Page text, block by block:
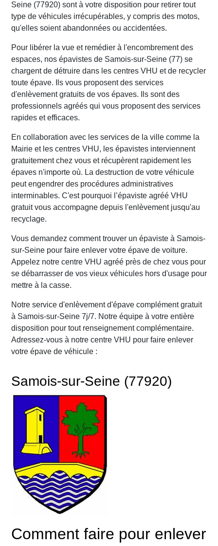
Seine (77920) sont à votre disposition pour retirer tout
type de véhicules irrécupérables, y compris des motos,
qu'elles soient abandonnées ou accidentées.
Pour libérer la vue et remédier à l'encombrement des
espaces, nos épavistes de Samois-sur-Seine (77) se
chargent de détruire dans les centres VHU et de recycler
toute épave. Ils vous proposent des services
d'enlèvement gratuits de vos épaves. Ils sont des
professionnels agréés qui vous proposent des services
rapides et efficaces.
En collaboration avec les services de la ville comme la
Mairie et les centres VHU, les épavistes interviennent
gratuitement chez vous et récupèrent rapidement les
épaves n'importe où. La destruction de votre véhicule
peut engendrer des procédures administratives
interminables. C'est pourquoi l’épaviste agréé VHU
gratuit vous accompagne depuis l'enlèvement jusqu'au
recyclage.
Vous demandez comment trouver un épaviste à Samois-
sur-Seine pour faire enlever votre épave de voiture.
Appelez notre centre VHU agréé près de chez vous pour
se débarrasser de vos vieux véhicules hors d'usage pour
mettre à la casse.
Notre service d'enlèvement d'épave complément gratuit
à Samois-sur-Seine 7j/7. Notre équipe à votre entière
disposition pour tout renseignement complémentaire.
Adressez-vous à notre centre VHU pour faire enlever
votre épave de véhicule :
Samois-sur-Seine (77920)
Comment faire pour enlever